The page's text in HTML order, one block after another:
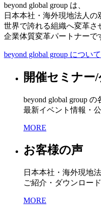
beyond global group は、
日本本社・海外現地法人の
世界で誇れる組織へ変革さ
企業体質変革パートナーで
beyond global group について
開催セミナー
beyond global group の
最新イベント情報・
MORE
お客様の声
日本本社・海外現地
ご紹介・ダウンロード
MORE